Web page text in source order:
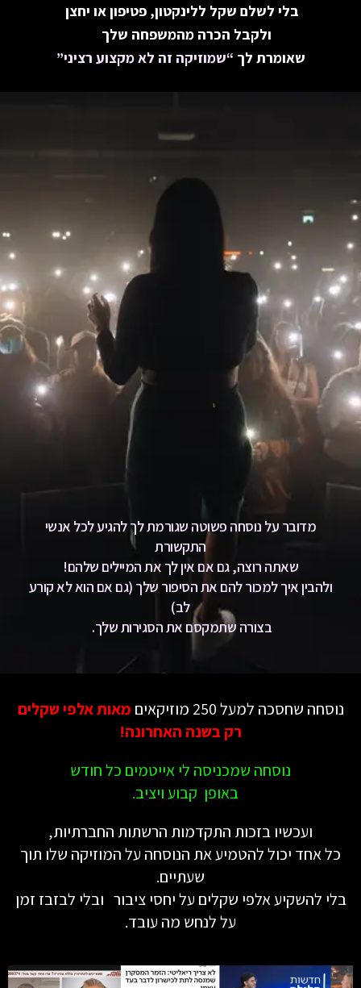
בלי לשלם שקל ללינקטון, פטיפון או יחצן
ולקבל הכרה מהמשפחה שלך
שאומרת לך “שמוזיקה זה לא מקצוע רציני”
מדובר על נוסחה פשוטה שגורמת לך להגיע לכל אנשי
התקשורת
שאתה רוצה, גם אם אין לך את המיילים שלהם!
ולהבין איך למכור להם את הסיפור שלך (גם אם הוא לא קורע
לב)
בצורה שתמקסם את הסגירות שלך.
נוסחה שחסכה למעל 250 מוזיקאים
מאות אלפי שקלים
רק בשנה האחרונה!
נוסחה שמכניסה לי אייטמים כל חודש
באופן קבוע ויציב.
ועכשיו בזכות התקדמות הרשתות החברתיות,
כל אחד יכול להטמיע את הנוסחה על המוזיקה שלו תוך
שעתיים.
בלי להשקיע אלפי שקלים על יחסי ציבור ובלי לבזבז זמן
על לנחש מה עובד.